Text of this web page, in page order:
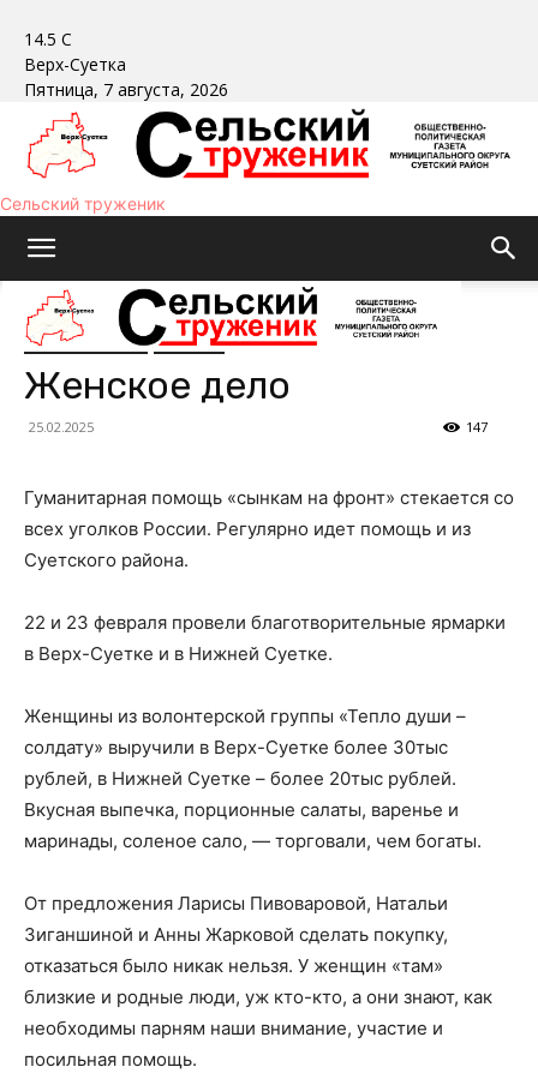
14.5 C
Верх-Суетка
Пятница, 7 августа, 2026
Сельский труженик
В Суетском районе Общество
Женское дело
25.02.2025 147
Гуманитарная помощь «сынкам на фронт» стекается со
всех уголков России. Регулярно идет помощь и из
Суетского района.
22 и 23 февраля провели благотворительные ярмарки
в Верх-Суетке и в Нижней Суетке.
Женщины из волонтерской группы «Тепло души –
солдату» выручили в Верх-Суетке более 30тыс
рублей, в Нижней Суетке – более 20тыс рублей.
Вкусная выпечка, порционные салаты, варенье и
маринады, соленое сало, — торговали, чем богаты.
От предложения Ларисы Пивоваровой, Натальи
Зиганшиной и Анны Жарковой сделать покупку,
отказаться было никак нельзя. У женщин «там»
близкие и родные люди, уж кто-кто, а они знают, как
необходимы парням наши внимание, участие и
посильная помощь.